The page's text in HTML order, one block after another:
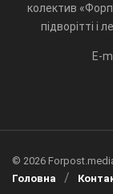
колектив
підворітті і
E-
© 2026
Головна